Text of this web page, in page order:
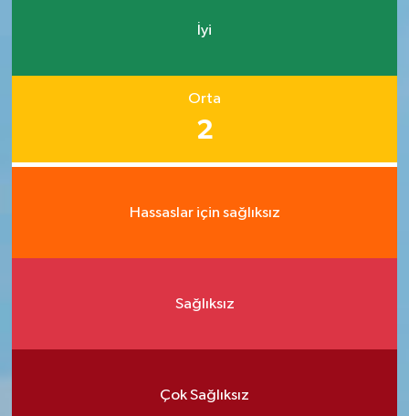
İyi
Orta
2
Hassaslar için sağlıksız
Sağlıksız
Çok Sağlıksız